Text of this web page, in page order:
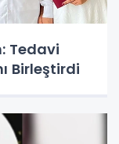
Tedavi
Birleştirdi